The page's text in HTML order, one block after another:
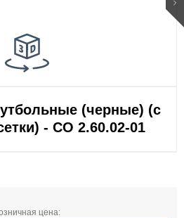
(черные) (с
- СО 2.60.02-01
цена: